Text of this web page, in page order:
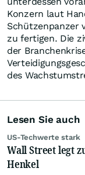
Konzern laut
Schützenpanzer
zu fertigen. Die
der
des
Lesen Sie auch
US-Techwerte stark
Wall Street legt
Henkel